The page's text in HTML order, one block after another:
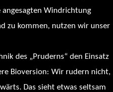
Windrichtung
zu kommen, nutzen wir unser
des „Pruderns“ den Einsatz
Bioversion: Wir rudern nicht,
Das sieht etwas seltsam